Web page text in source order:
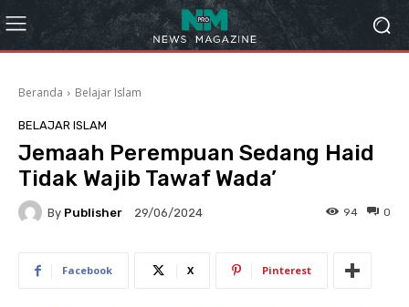
Beranda Belajar Islam
BELAJAR ISLAM
Jemaah Perempuan Sedang Haid
Tidak Wajib Tawaf Wada’
By Publisher 29/06/2024 0
94
Facebook X Pinterest